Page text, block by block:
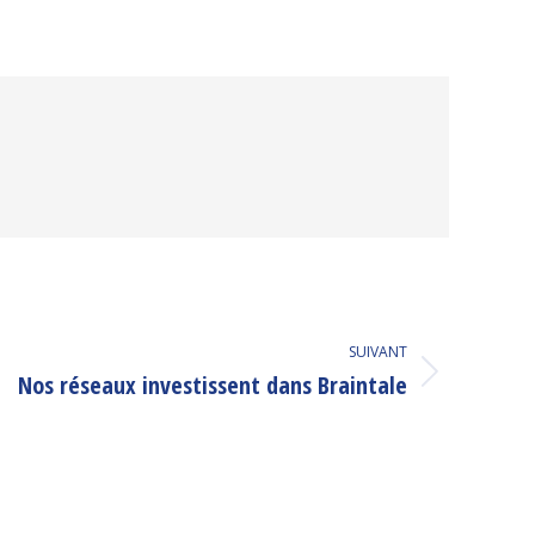
SUIVANT
Nos réseaux investissent dans Braintale